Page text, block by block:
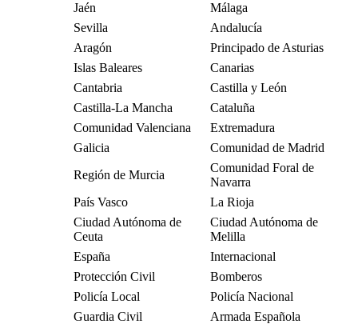
Jaén
Málaga
Sevilla
Andalucía
Aragón
Principado de Asturias
Islas Baleares
Canarias
Cantabria
Castilla y León
Castilla-La Mancha
Cataluña
Comunidad Valenciana
Extremadura
Galicia
Comunidad de Madrid
Región de Murcia
Comunidad Foral de
Navarra
País Vasco
La Rioja
Ciudad Autónoma de
Ceuta
Ciudad Autónoma de
Melilla
España
Internacional
Protección Civil
Bomberos
Policía Local
Policía Nacional
Guardia Civil
Armada Española